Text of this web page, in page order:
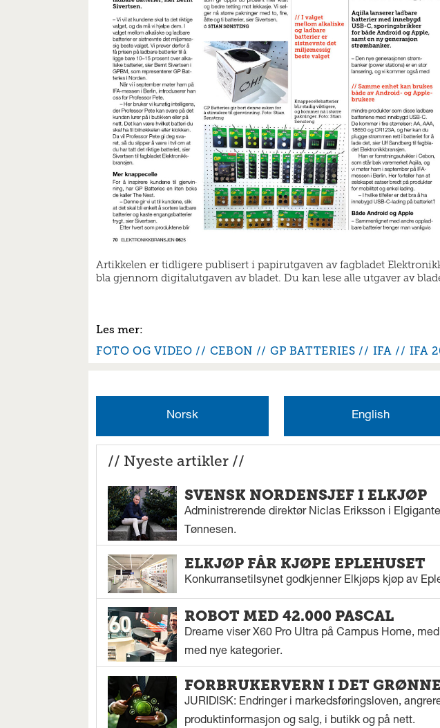
Artikkelen er tidligere publisert i papirutgaven av fagbladet
bla gjennom digitalutgaven av bladet. Du kan lese alle utgaver av
FOTO OG VIDEO CEBON GP BATTERIES IFA IFA
Norsk English
// Nyeste artikler //
SVENSK NORDENSJEF I ELKJØP
Administrerende direktør Niclas Eriksson i
Tønnesen.
ELKJØP FÅR KJØPE EPLEHUSET
Konkurransetilsynet godkjenner Elkjøps kjøp av
ROBOT MED 42.000 PASCAL
Dreame viser X60 Pro Ultra på Campus Home,
med nye kategorier.
FORBRUKERVERN I DET
JURIDISK: Endringer i markedsføringsloven,
produktinformasjon og salg, i butikk og på nett.